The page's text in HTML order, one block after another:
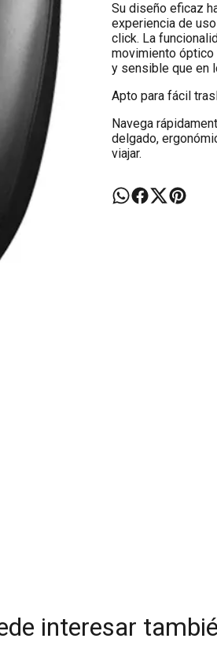
Su diseño eficaz
experiencia de
click. La
movimiento óptico
y sensible que en
Apto para fácil
Navega
delgado,
viajar.
interesar